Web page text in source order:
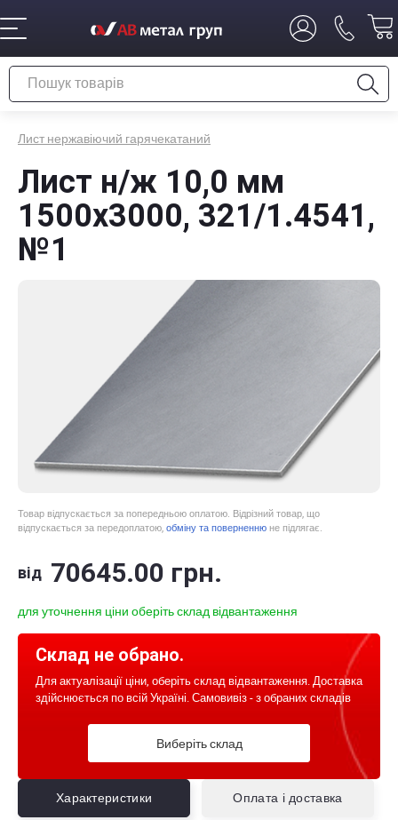
Лист нержавіючий гарячекатаний
Лист н/ж 10,0 мм
1500x3000, 321/1.4541,
№1
Товар відпускається за попередньою оплатою. Відрізний товар, що
відпускається за передоплатою, обміну та поверненню не підлягає.
від 70645.00 грн.
для уточнення ціни оберіть склад відвантаження
Склад не обрано.
Для актуалізації ціни, оберіть склад відвантаження. Доставка
здійснюється по всій Україні. Самовивіз - з обраних складів
Виберіть склад
Характеристики Оплата і доставка